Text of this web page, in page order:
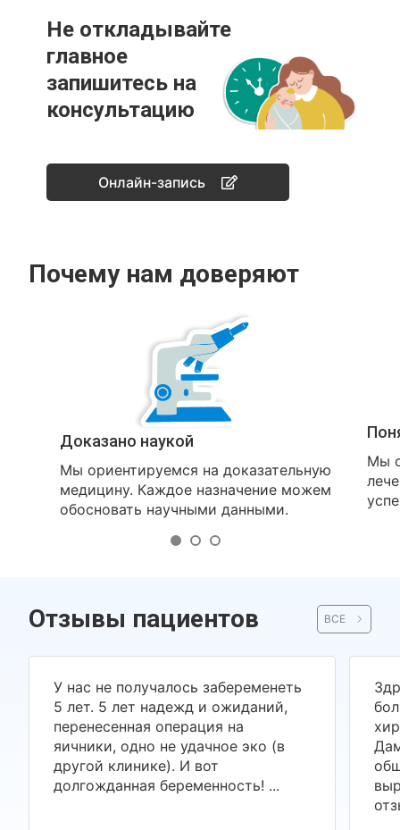
Не откладывайте
главное
запишитесь на
консультацию
Онлайн-запись
Почему нам доверяют
Доказано наукой
Мы ориентируемся на доказательную
медицину. Каждое назначение можем
обосновать научными данными.
Мы
Отзывы пациентов ВСЕ
У нас не получалось забеременеть
5 лет. 5 лет надежд и ожиданий,
перенесенная операция на
яичники, одно не удачное эко (в
другой клинике). И вот
долгожданная беременность! ...